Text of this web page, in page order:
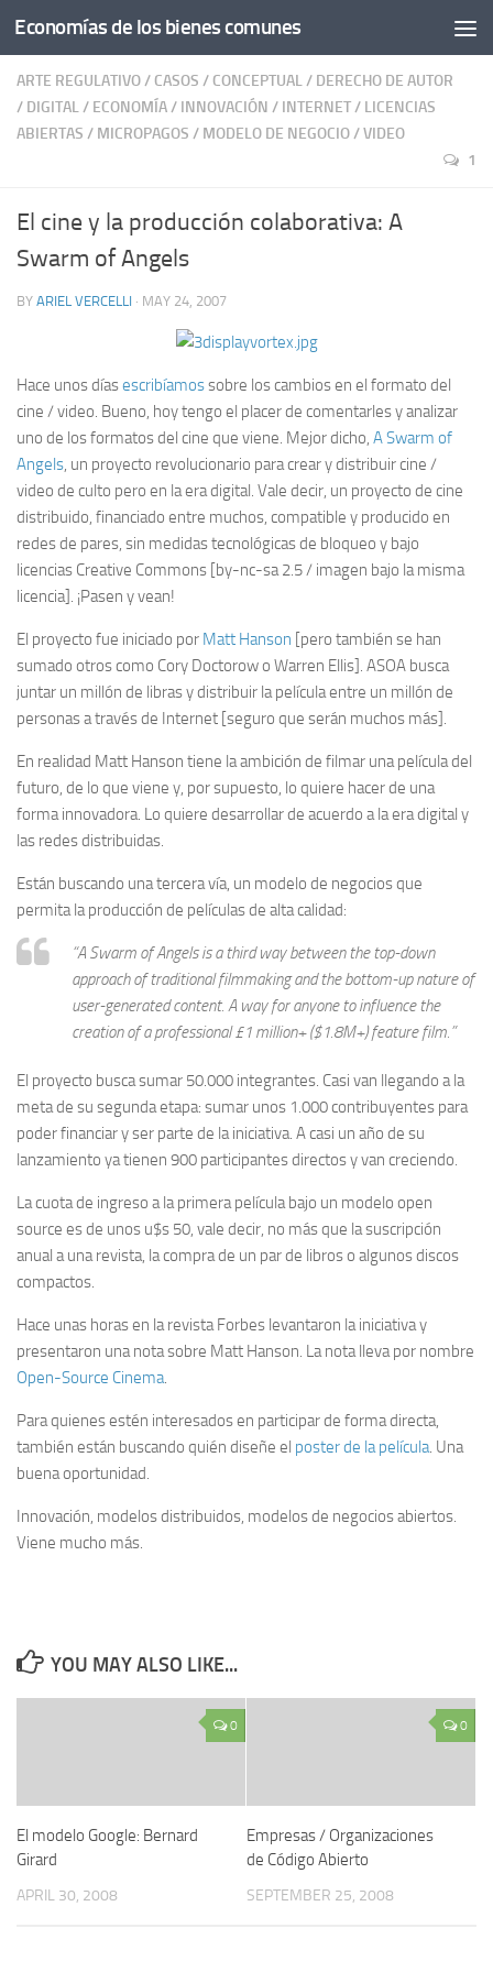
Economías de los bienes comunes
ARTE REGULATIVO/ CASOS / CONCEPTUAL/ DERECHO DE AUTOR
/ DIGITAL/ ECONOMÍA/ INNOVACIÓN / INTERNET/ LICENCIAS
ABIERTAS / MICROPAGOS / MODELO DE NEGOCIO/VIDEO
1
El cine y la producción colaborativa: A
Swarm of Angels
BY ARIEL VERCELLI · MAY 24, 2007
Hace unos díasescribíamossobre los cambios en el formato del
cine / video. Bueno, hoy tengo el placer de comentarles y analizar
uno de los formatos del cine que viene. Mejor dicho, A Swarm of
Angels, un proyecto revolucionario para crear y distribuir cine /
video de culto pero en la era digital. Vale decir, un proyecto de cine
distribuido, financiado entre muchos, compatible y producido en
redes de pares, sin medidas tecnológicas de bloqueo y bajo
licencias Creative Commons [by-nc-sa 2.5 / imagen bajo la misma
licencia]. ¡Pasen y vean!
El proyecto fue iniciado por Matt Hanson [pero también se han
sumado otros como Cory Doctorow o Warren Ellis]. ASOA busca
juntar un millón de libras y distribuir la película entre un millón de
personas a través de Internet [seguro que serán muchos más].
En realidad Matt Hanson tiene la ambición de filmar una película del
futuro, de lo que viene y, por supuesto, lo quiere hacer de una
forma innovadora. Lo quiere desarrollar de acuerdo a la era digital y
las redes distribuidas.
Están buscando una tercera vía, un modelo de negocios que
permita la producción de películas de alta calidad:
“A Swarm of Angels is a third way between the top-down
approach of traditional filmmaking and the bottom-up nature of
user-generated content. A way for anyone to influence the
creation of a professional £1 million+ ($1.8M+) feature film.”
El proyecto busca sumar 50.000 integrantes. Casi van llegando a la
meta de su segunda etapa: sumar unos 1.000 contribuyentes para
poder financiar y ser parte de la iniciativa. A casi un año de su
lanzamiento ya tienen 900 participantes directos y van creciendo.
La cuota de ingreso a la primera película bajo un modelo open
source es de unos u$s 50, vale decir, no más que la suscripción
anual a una revista, la compra de un par de libros o algunos discos
compactos.
Hace unas horas en la revista Forbes levantaron la iniciativa y
presentaron una nota sobre Matt Hanson. La nota lleva por nombre
Open-Source Cinema.
Para quienes estén interesados en participar de forma directa,
también están buscando quién diseñe el poster de la película. Una
buena oportunidad.
Innovación, modelos distribuidos, modelos de negocios abiertos.
Viene mucho más.
YOU MAY ALSO LIKE...
0
El modelo Google: Bernard
Girard
APRIL 30, 2008
0
Empresas / Organizaciones
de Código Abierto
SEPTEMBER 25, 2008